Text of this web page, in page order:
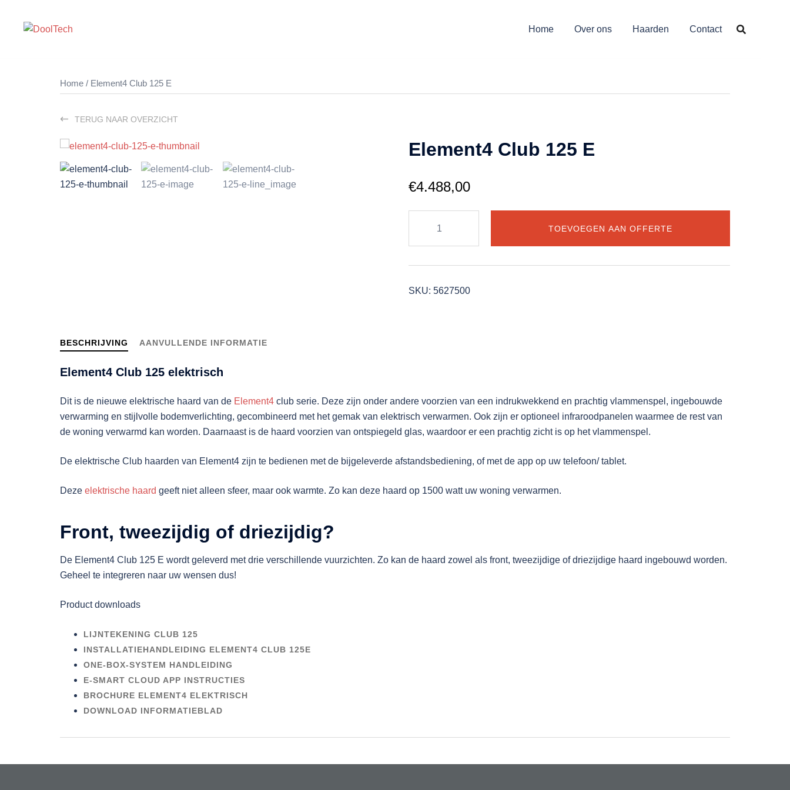
Home Over ons Haarden Contact
Home / Element4 Club 125 E
TERUG NAAR OVERZICHT
Element4 Club 125 E
€4.488,00
125
E
TOEVOEGEN AAN OFFERTE
SKU: 5627500
BESCHRIJVING AANVULLENDE INFORMATIE
Element4 Club 125 elektrisch
Dit is de nieuwe elektrische haard van de Element4 club serie. Deze zijn onder andere voorzien van een indrukwekkend en prachtig vlammenspel, ingebouwde
verwarming en stijlvolle bodemverlichting, gecombineerd met het gemak van elektrisch verwarmen. Ook zijn er optioneel infraroodpanelen waarmee de rest van
de woning verwarmd kan worden. Daarnaast is de haard voorzien van ontspiegeld glas, waardoor er een prachtig zicht is op het vlammenspel.
De elektrische Club haarden van Element4 zijn te bedienen met de bijgeleverde afstandsbediening, of met de app op uw telefoon/ tablet.
Deze elektrische haard geeft niet alleen sfeer, maar ook warmte. Zo kan deze haard op 1500 watt uw woning verwarmen.
Front, tweezijdig of driezijdig?
De Element4 Club 125 E wordt geleverd met drie verschillende vuurzichten. Zo kan de haard zowel als front, tweezijdige of driezijdige haard ingebouwd worden.
Geheel te integreren naar uw wensen dus!
Product downloads
LIJNTEKENING CLUB 125
INSTALLATIEHANDLEIDING ELEMENT4 CLUB 125E
ONE-BOX-SYSTEM HANDLEIDING
E-SMART CLOUD APP INSTRUCTIES
BROCHURE ELEMENT4 ELEKTRISCH
DOWNLOAD INFORMATIEBLAD